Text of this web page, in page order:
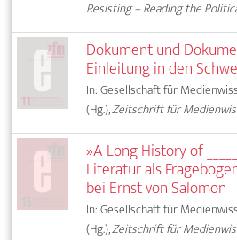
Resisting – Reading the
Dokument und
Einleitung in den
In: Gesellschaft für
(Hg.),Zeitschrift für
»A Long History of
Literatur als
bei Ernst von Salomon
In: Gesellschaft für
(Hg.),Zeitschrift für